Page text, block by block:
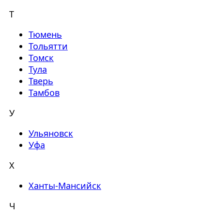
Т
Тюмень
Тольятти
Томск
Тула
Тверь
Тамбов
У
Ульяновск
Уфа
Х
Ханты-Мансийск
Ч